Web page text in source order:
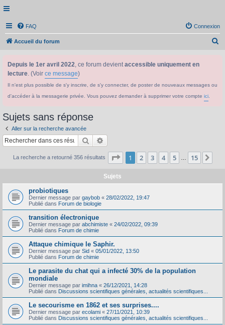
FAQ Connexion
Accueil du forum
Depuis le 1er avril 2022, ce forum devientaccessible uniquement en
lecture. (Voir ce message)
Il n'est plus possible de s'y inscrire, de s'y connecter, de poster de nouveaux messages ou
d'accéder à la messagerie privée. Vous pouvez demander à supprimer votre compte ici
Sujets sans réponse
Aller sur la recherche avancée
Rechercher
La recherche a retourné 356 résultats Page 1sur15
1 2 3 4 5 15
Sujets
probiotiques
Dernier message par gaybob « 28/02/2022, 19:47
Publié dans Forum de biologie
transition électronique
Dernier message par abchimiste « 24/02/2022, 09:39
Publié dans Forum de chimie
Attaque chimique le Saphir.
Dernier message par Sid « 05/01/2022, 13:50
Publié dans Forum de chimie
Le parasite du chat qui a infecté 30% de la population
mondiale
Dernier message par imihna « 26/12/2021, 14:28
Publié dans Discussions scientifiques générales, actualités scientifiques...
Le secourisme en 1862 et ses surprises....
Dernier message par ecolami « 27/11/2021, 10:39
Publié dans Discussions scientifiques générales, actualités scientifiques...